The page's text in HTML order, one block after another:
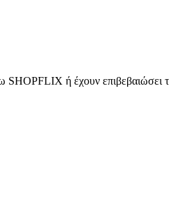
SHOPFLIX ή έχουν επιβεβαιώσει